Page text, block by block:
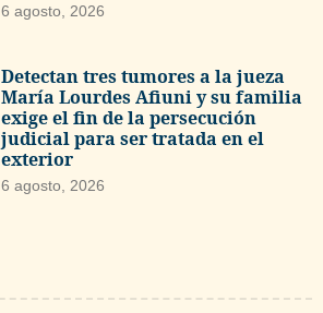
6 agosto, 2026
Detectan tres tumores a la jueza
María Lourdes Afiuni y su familia
exige el fin de la persecución
judicial para ser tratada en el
exterior
6 agosto, 2026